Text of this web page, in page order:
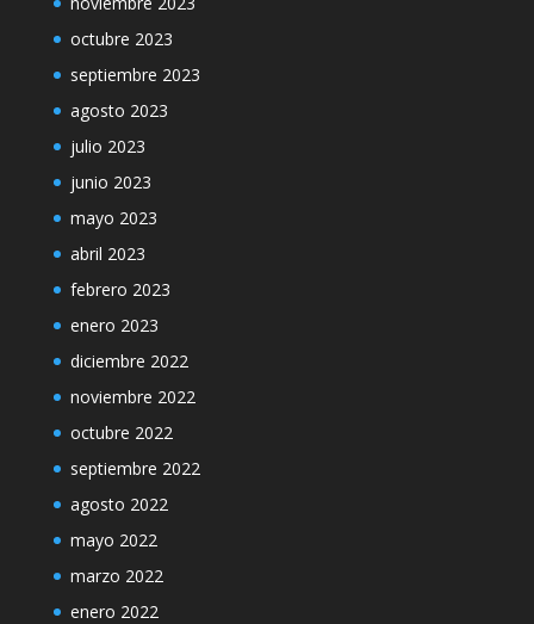
octubre 2023
septiembre 2023
agosto 2023
julio 2023
junio 2023
mayo 2023
abril 2023
febrero 2023
enero 2023
diciembre 2022
noviembre 2022
octubre 2022
septiembre 2022
agosto 2022
mayo 2022
marzo 2022
enero 2022